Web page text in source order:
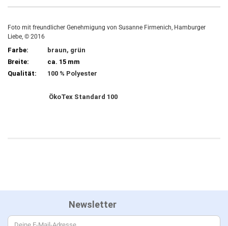
Foto mit freundlicher Genehmigung von Susanne Firmenich, Hamburger
Liebe, © 2016
Farbe:
braun, grün
Breite:
ca. 15 mm
Qualität:
100 % Polyester
ÖkoTex Standard 100
Newsletter